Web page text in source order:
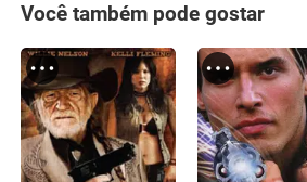
Você também pode gostar